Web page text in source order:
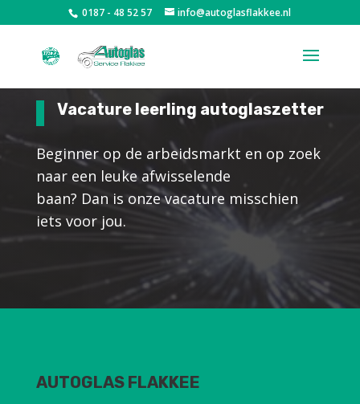
0187 - 48 52 57 info@autoglasflakkee.nl
Vacature leerling autoglaszetter
Beginner op de arbeidsmarkt en op zoek
naar een leuke afwisselende
baan? Dan is onze vacature misschien
iets voor jou.
AUTOGLAS FLAKKEE